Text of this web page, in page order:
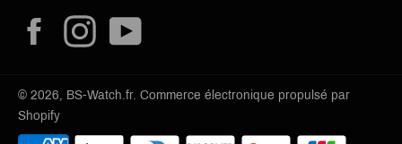
FacebookInstagram
© 2026, BS-Watch.fr. Commerce électronique propulsé par
Shopify
Méthodes